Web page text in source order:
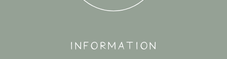
Information